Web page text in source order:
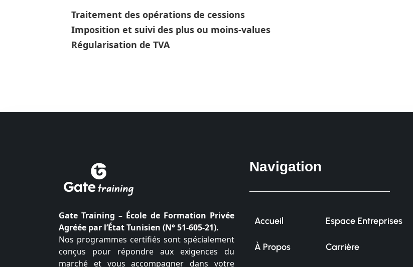
Traitement des opérations de cessions
Imposition et suivi des plus ou moins-values
Régularisation de TVA
Gate Training – École de Formation Privée
Agréée par l’État Tunisien (N° 51-605-21).
Nos programmes certifiés sont spécialement
conçus pour répondre aux exigences du
marché et vous accompagner dans votre
Navigation
Accueil
À Propos
Espace Entreprises
Carrière